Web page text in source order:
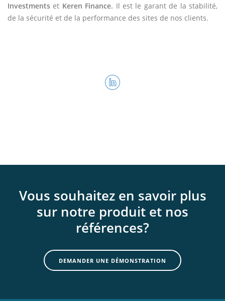
Investments et Keren Finance. Il est le garant de la stabilité,
de la sécurité et de la performance des sites de nos clients.
Vous souhaitez en savoir plus
sur notre produit et nos
références?
DEMANDER UNE DÉMONSTRATION